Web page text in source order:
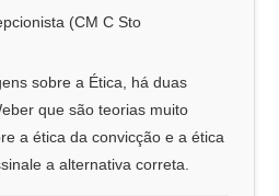
(CM C Sto
sobre a Ética, há duas
que são teorias muito
a ética da convicção e a ética
a alternativa correta.